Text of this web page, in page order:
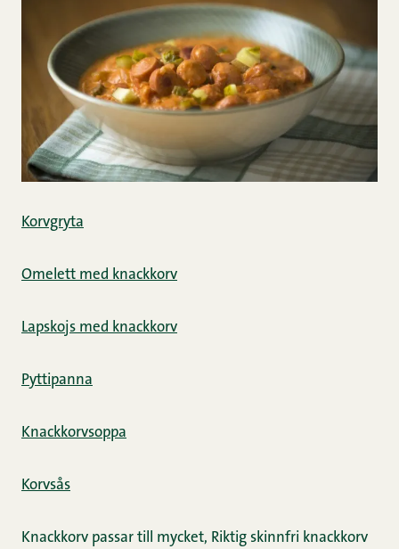
Korvgryta
Omelett med knackkorv
Lapskojs med knackkorv
Pyttipanna
Knackkorvsoppa
Korvsås
Knackkorv passar till mycket, Riktig skinnfri knackkorv